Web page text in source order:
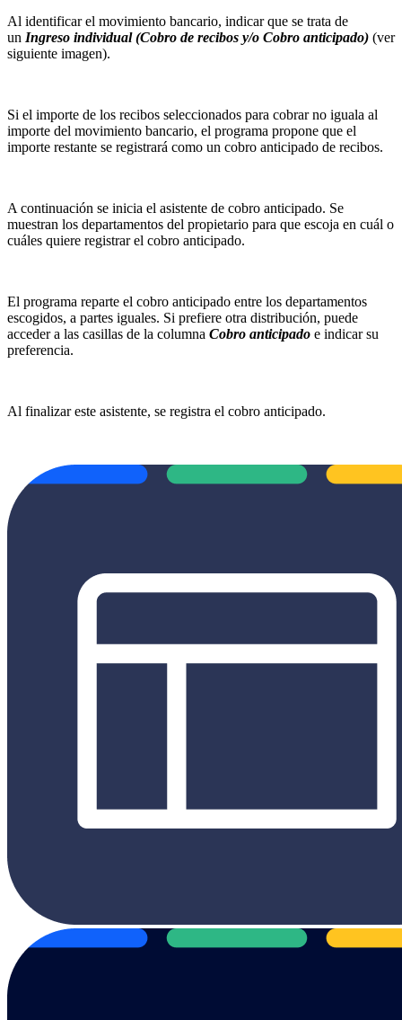
Al identificar el movimiento bancario, indicar que se trata de
un Ingreso individual (Cobro de recibos y/o Cobro anticipado) (ver
siguiente imagen).
Si el importe de los recibos seleccionados para cobrar no iguala al
importe del movimiento bancario, el programa propone que el
importe restante se registrará como un cobro anticipado de recibos.
A continuación se inicia el asistente de cobro anticipado. Se
muestran los departamentos del propietario para que escoja en cuál o
cuáles quiere registrar el cobro anticipado.
El programa reparte el cobro anticipado entre los departamentos
escogidos, a partes iguales. Si prefiere otra distribución, puede
acceder a las casillas de la columna Cobro anticipado e indicar su
preferencia.
Al finalizar este asistente, se registra el cobro anticipado.